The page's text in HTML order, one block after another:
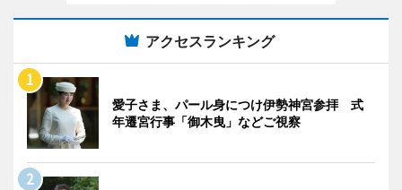
アクセスランキング
愛子さま、パール身につけ伊勢神宮参拝 式
年遷宮行事「御木曳」などご視察